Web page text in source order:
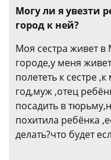
Могу ли я увезти
город к ней?
Моя сестра живет
городе,у меня
полететь к сестре
год,муж ,отец
посадить в
похитила ребёнка
делать?что будет